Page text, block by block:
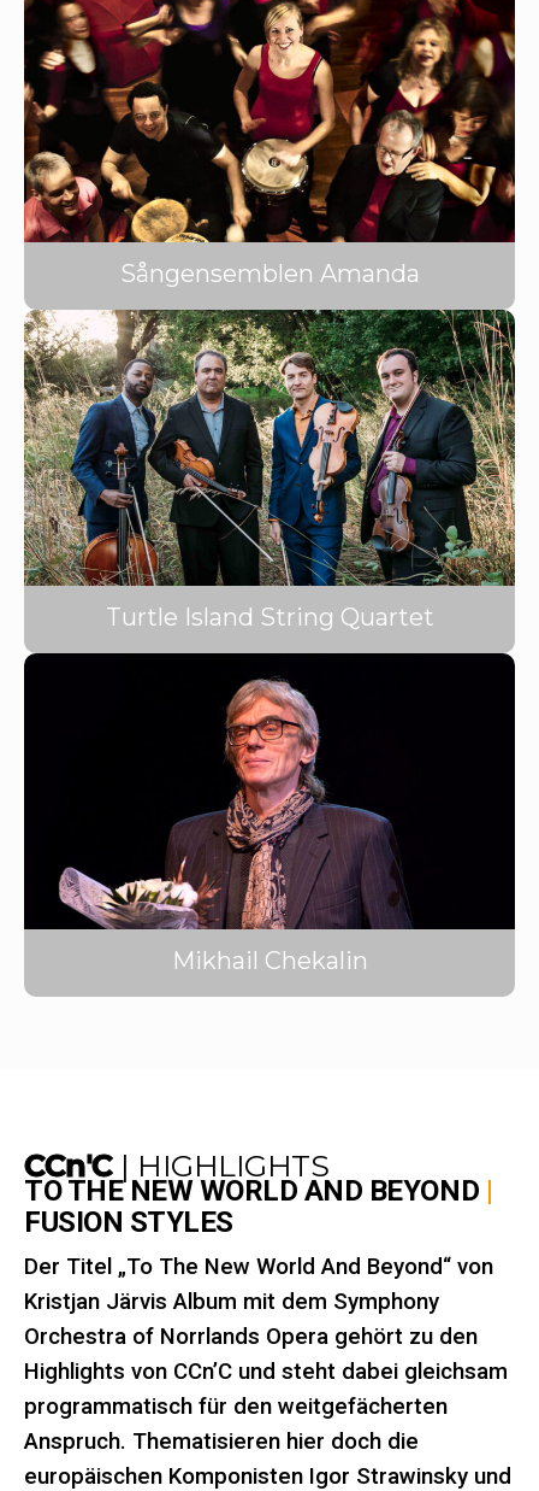
Sångensemblen Amanda
Turtle Island String Quartet
Mikhail Chekalin
CCn'C| HIGHLIGHTS
TO THE NEW WORLD AND BEYOND |
FUSION STYLES
Der Titel „To The New World And Beyond“ von
Kristjan Järvis Album mit dem Symphony
Orchestra of Norrlands Opera gehört zu den
Highlights von CCn’C und steht dabei gleichsam
programmatisch für den weitgefächerten
Anspruch. Thematisieren hier doch die
europäischen Komponisten Igor Strawinsky und